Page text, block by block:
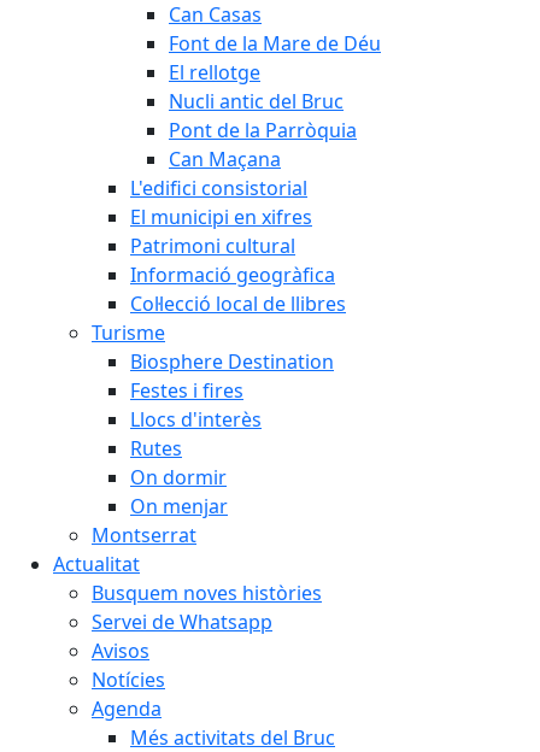
Can Casas
Font de la Mare de Déu
El rellotge
Nucli antic del Bruc
Pont de la Parròquia
Can Maçana
L'edifici consistorial
El municipi en xifres
Patrimoni cultural
Informació geogràfica
Col·lecció local de llibres
Turisme
Biosphere Destination
Festes i fires
Llocs d'interès
Rutes
On dormir
On menjar
Montserrat
Actualitat
Busquem noves històries
Servei de Whatsapp
Avisos
Notícies
Agenda
Més activitats del Bruc